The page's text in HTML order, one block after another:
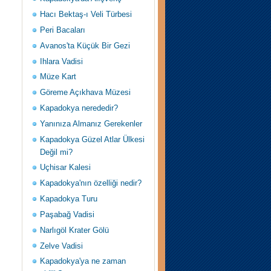
Hacı Bektaş-ı Veli Türbesi
Peri Bacaları
Avanos'ta Küçük Bir Gezi
Ihlara Vadisi
Müze Kart
Göreme Açıkhava Müzesi
Kapadokya nerededir?
Yanınıza Almanız Gerekenler
Kapadokya Güzel Atlar Ülkesi
Değil mi?
Uçhisar Kalesi
Kapadokya'nın özelliği nedir?
Kapadokya Turu
Paşabağ Vadisi
Narlıgöl Krater Gölü
Zelve Vadisi
Kapadokya'ya ne zaman